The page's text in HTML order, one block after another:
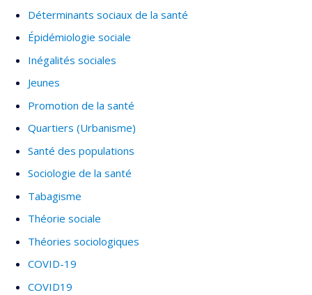
Déterminants sociaux de la santé
Épidémiologie sociale
Inégalités sociales
Jeunes
Promotion de la santé
Quartiers (Urbanisme)
Santé des populations
Sociologie de la santé
Tabagisme
Théorie sociale
Théories sociologiques
COVID-19
COVID19